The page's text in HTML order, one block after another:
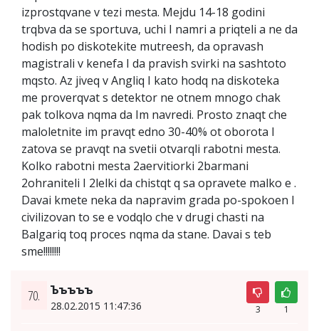
izprostqvane v tezi mesta. Mejdu 14-18 godini
trqbva da se sportuva, uchi I namri a priqteli a ne da
hodish po diskotekite mutreesh, da opravash
magistrali v kenefa I da pravish svirki na sashtoto
mqsto. Az jiveq v Angliq I kato hodq na diskoteka
me proverqvat s detektor ne otnem mnogo chak
pak tolkova nqma da Im navredi. Prosto znaqt che
maloletnite im pravqt edno 30-40% ot oborota I
zatova se pravqt na svetii otvarqli rabotni mesta.
Kolko rabotni mesta 2aervitiorki 2barmani
2ohraniteli I 2lelki da chistqt q sa opravete malko e .
Davai kmete neka da napravim grada po-spokoen I
civilizovan to se e vodqlo che v drugi chasti na
Balgariq toq proces nqma da stane. Davai s teb
sme!!!!!!!!
70. Ъъъъъ
28.02.2015 11:47:36 3 1